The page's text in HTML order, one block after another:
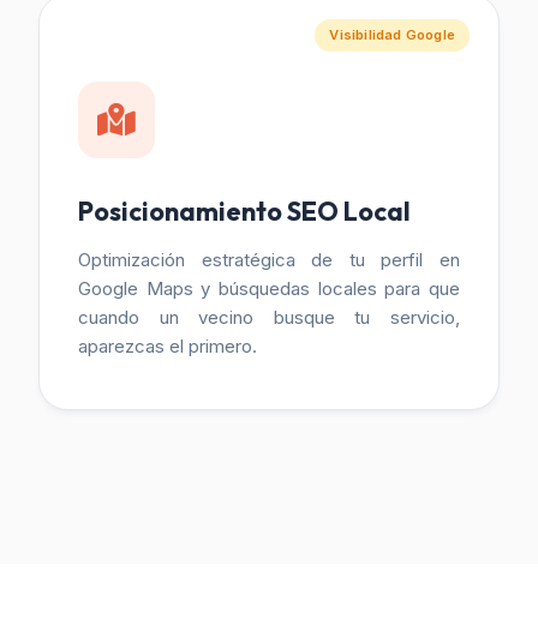
Visibilidad Google
Posicionamiento SEO Local
Optimización estratégica de tu perfil en
Google Maps y búsquedas locales para que
cuando un vecino busque tu servicio,
aparezcas el primero.